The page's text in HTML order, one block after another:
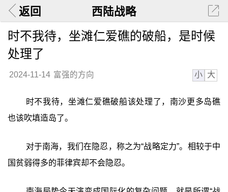
返回 西陆战略
时不我待，坐滩仁爱礁的破船，是时候
处理了
2024-11-14 富强的方向 小 大
时不我待，坐滩仁爱礁破船该处理了，南沙更多岛礁
也该吹填造岛了。
对于南海，我们在隐忍，称之为“战略定力”。相较于中
国贫弱得多的菲律宾却不会隐忍。